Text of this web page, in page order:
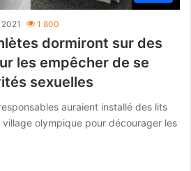
1 800
dormiront sur des
les empêcher de se
sexuelles
auraient installé des lits
village olympique pour décourager les